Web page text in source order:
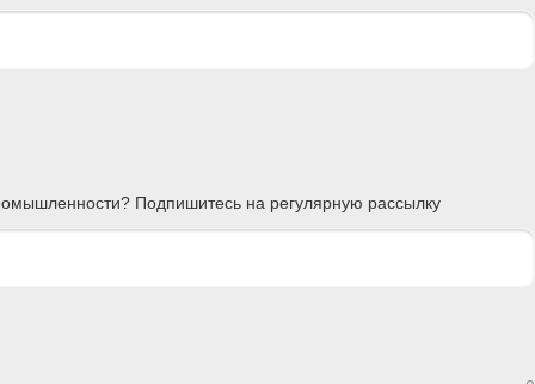
Подпишитесь на регулярную рассылку